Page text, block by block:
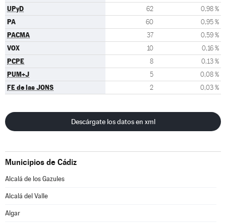
UPyD 62 0,98 %
PA 60 0,95 %
PACMA 37 0,59 %
VOX 10 0,16 %
PCPE 8 0,13 %
PUM+J 5 0,08 %
FE de las JONS 2 0,03 %
Descárgate los datos en xml
Municipios de Cádiz
Alcalá de los Gazules
Alcalá del Valle
Algar